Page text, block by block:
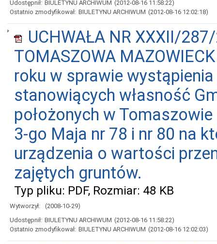
Udostępnił: BIULETYNU ARCHIWUM (2012-08-16 11:58:22)
Ostatnio zmodyfikował: BIULETYNU ARCHIWUM (2012-08-16 12:02:18)
UCHWAŁA NR XXXII/
TOMASZOWA
roku w sprawie
stanowiących własność
położonych w
3-go Maja nr 78 i nr 80 na
urządzenia o wartości
zajętych gruntów.
Typ pliku: PDF, Rozmiar: 48 KB
Wytworzył:
(2008-10-29)
Udostępnił: BIULETYNU ARCHIWUM (2012-08-16 11:58:22)
Ostatnio zmodyfikował: BIULETYNU ARCHIWUM (2012-08-16 12:02:03)